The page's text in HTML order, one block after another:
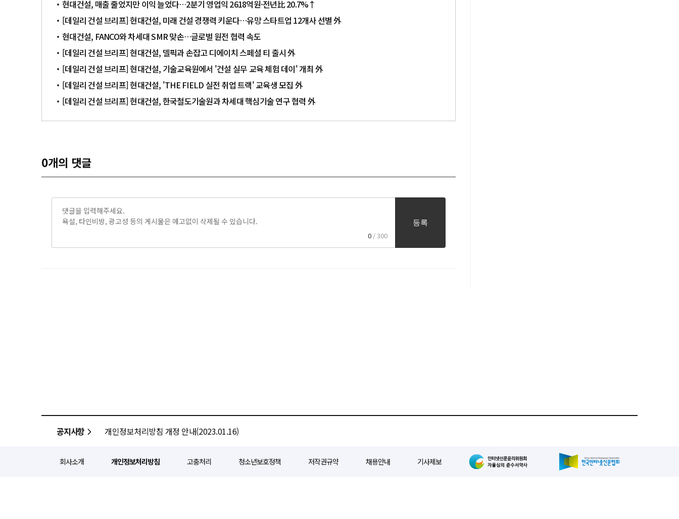
현대건설, 매출 줄었지만 이익 늘었다…2분기 영업익 2618억원·전년比 20.7%↑
[데일리 건설 브리프] 현대건설, 미래 건설 경쟁력 키운다…유망 스타트업 12개사 선별 外
현대건설, FANCO와 차세대 SMR 맞손…글로벌 원전 협력 속도
[데일리 건설 브리프] 현대건설, 델픽과 손잡고 디에이치 스페셜 티 출시 外
[데일리 건설 브리프] 현대건설, 기술교육원에서 '건설 실무 교육 체험 데이' 개최 外
[데일리 건설 브리프] 현대건설, 'THE FIELD 실전 취업 트랙' 교육생 모집 外
[데일리 건설 브리프] 현대건설, 한국철도기술원과 차세대 핵심기술 연구 협력 外
0개의 댓글
0 / 300
등록
공지사항 개인정보처리방침 개정 안내(2023.01.16)
회사소개 개인정보처리방침 고충처리 청소년보호정책 저작권규약 채용안내 기사제보